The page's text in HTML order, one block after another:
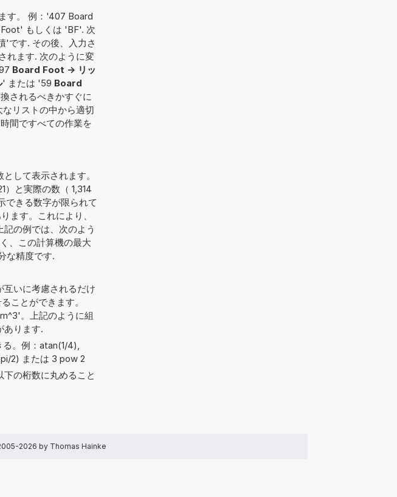
す。 例：'407 Board
もしくは 'BF'. 次
'です. その後、入力さ
れます. 次のように変
Board Foot -> リッ
' または '59 Board
されるべきかすぐに
リストの中から適切
間ですべての作業を
して表示されます。
）と実際の数（ 1,314
できる数字が限られて
ます。これにより、
の例では、次のよう
、この計算機の最大
な精度です.
互いに考慮されるだけ
ことができます。
。上記のように組
あります.
。例：atan(1/4),
2) または 3 pow 2
の桁数に丸めること
2026 by Thomas Hainke